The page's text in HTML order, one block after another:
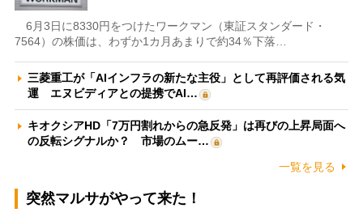
6月3日に8330円をつけたワークマン（東証スタンダード・
7564）の株価は、わずか1カ月あまりで約34％下落…
三菱重工が「AIインフラの新たな主役」として再評価される気
運 エヌビディアとの提携でAI…
キオクシアHD「7万円割れからの急反発」は再びの上昇局面へ
の反転シグナルか？ 市場のムー…
一覧を見る
突然マルサがやって来た！